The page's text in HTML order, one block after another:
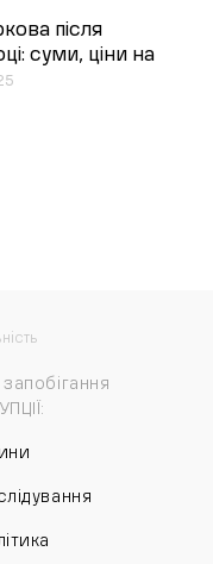
після
суми, ціни на